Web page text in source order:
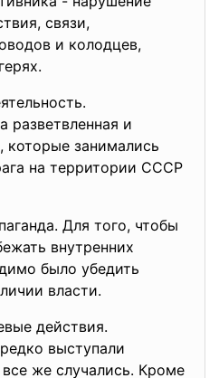
связи,
и колодцев,
разветвленная и
которые занимались
на территории СССР
Для того, чтобы
внутренних
было убедить
власти.
действия.
выступали
же случались. Кроме